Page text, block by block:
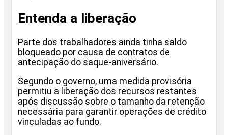
Entenda a liberação
Parte dos trabalhadores ainda tinha saldo
bloqueado por causa de contratos de
antecipação do saque-aniversário.
Segundo o governo, uma medida provisória
permitiu a liberação dos recursos restantes
após discussão sobre o tamanho da retenção
necessária para garantir operações de crédito
vinculadas ao fundo.